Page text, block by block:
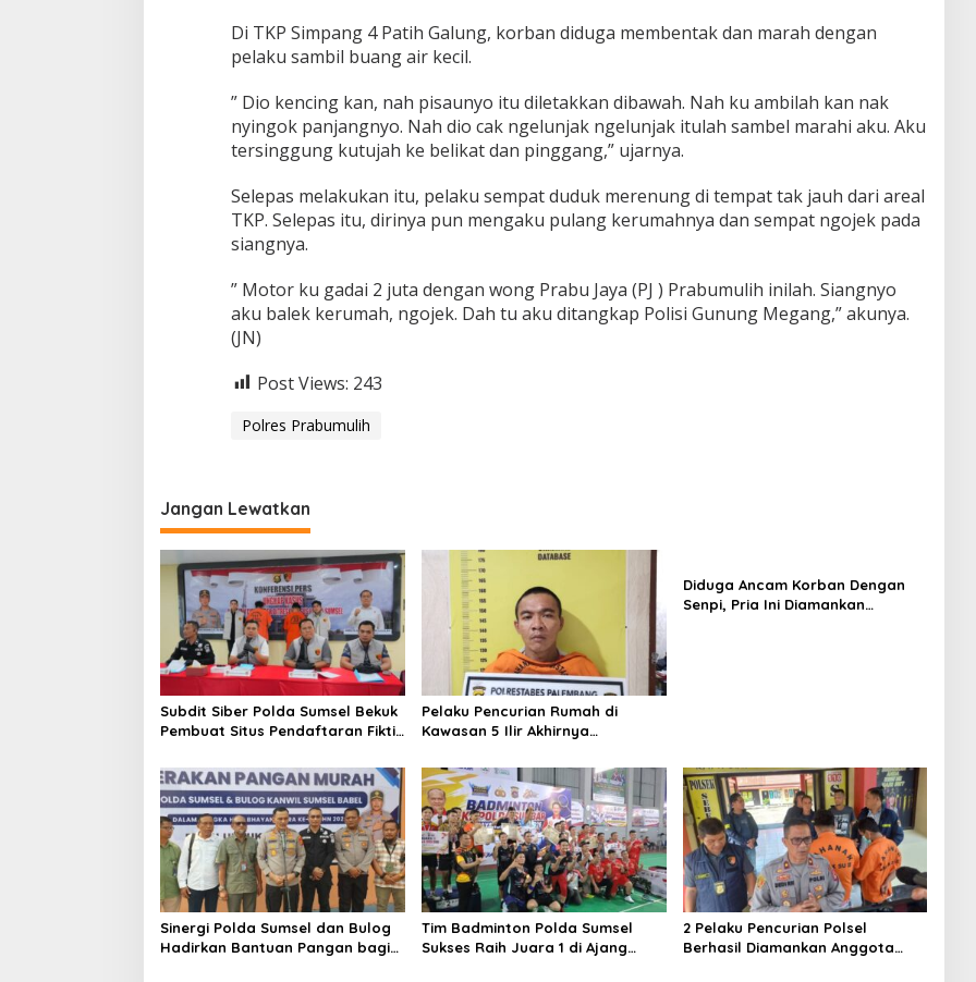
Di TKP Simpang 4 Patih Galung, korban diduga membentak dan marah dengan
pelaku sambil buang air kecil.
” Dio kencing kan, nah pisaunyo itu diletakkan dibawah. Nah ku ambilah kan nak
nyingok panjangnyo. Nah dio cak ngelunjak ngelunjak itulah sambel marahi aku. Aku
tersinggung kutujah ke belikat dan pinggang,” ujarnya.
Selepas melakukan itu, pelaku sempat duduk merenung di tempat tak jauh dari areal
TKP. Selepas itu, dirinya pun mengaku pulang kerumahnya dan sempat ngojek pada
siangnya.
” Motor ku gadai 2 juta dengan wong Prabu Jaya (PJ ) Prabumulih inilah. Siangnyo
aku balek kerumah, ngojek. Dah tu aku ditangkap Polisi Gunung Megang,” akunya.
(JN)
Post Views: 243
Polres Prabumulih
Jangan Lewatkan
Subdit Siber Polda Sumsel Bekuk
Pembuat Situs Pendaftaran Fiktif
Pelaku Pencurian Rumah di
Kawasan 5 Ilir Akhirnya
Diduga Ancam Korban Dengan
Senpi, Pria Ini Diamankan
Sinergi Polda Sumsel dan Bulog
Hadirkan Bantuan Pangan bagi
Tim Badminton Polda Sumsel
Sukses Raih Juara 1 di Ajang
2 Pelaku Pencurian Polsel
Berhasil Diamankan Anggota